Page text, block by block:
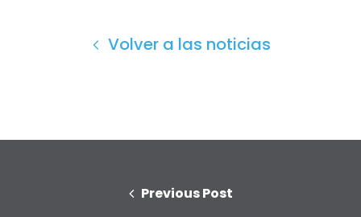
Volver a las noticias
Previous Post